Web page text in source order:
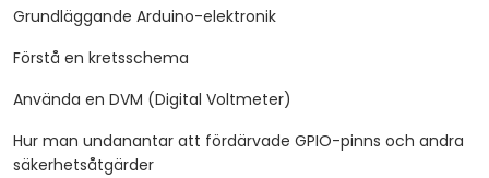
Grundläggande Arduino-elektronik
Förstå en kretsschema
Använda en DVM (Digital Voltmeter)
Hur man undanantar att fördärvade GPIO-pinns och andra
säkerhetsåtgärder